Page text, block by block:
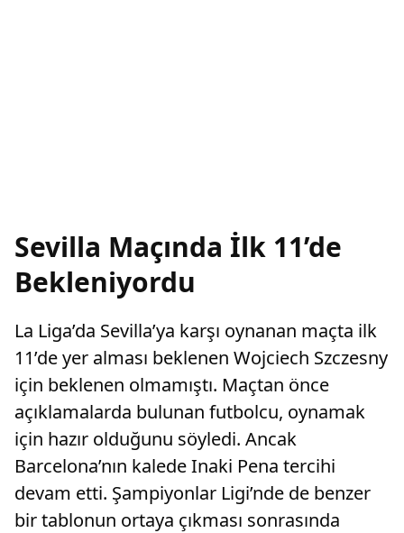
Sevilla Maçında İlk 11’de
Bekleniyordu
La Liga’da Sevilla’ya karşı oynanan maçta ilk
11’de yer alması beklenen Wojciech Szczesny
için beklenen olmamıştı. Maçtan önce
açıklamalarda bulunan futbolcu, oynamak
için hazır olduğunu söyledi. Ancak
Barcelona’nın kalede Inaki Pena tercihi
devam etti. Şampiyonlar Ligi’nde de benzer
bir tablonun ortaya çıkması sonrasında